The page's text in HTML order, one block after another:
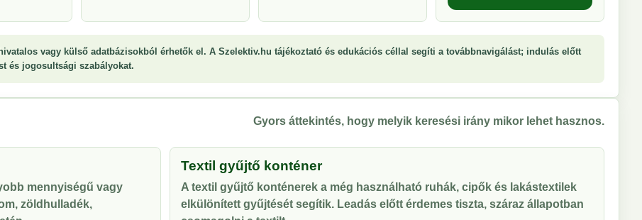
vagy külső adatbázisokból érhetők el. A Szelektiv.hu tájékoztató és edukációs céllal segíti a továbbnavigálást; indulás előtt
és jogosultsági szabályokat.
Gyors áttekintés, hogy melyik keresési irány mikor lehet hasznos.
mennyiségű vagy
zöldhulladék,
Textil gyűjtő konténer
A textil gyűjtő konténerek a még használható ruhák, cipők és lakástextilek
elkülönített gyűjtését segítik. Leadás előtt érdemes tiszta, száraz állapotban